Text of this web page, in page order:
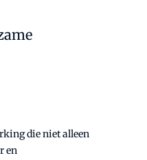
die niet alleen
en